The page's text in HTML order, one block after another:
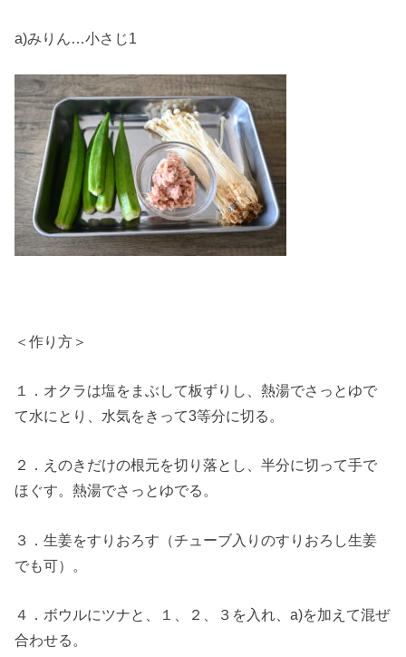
a)みりん…小さじ1
＜作り方＞
１．オクラは塩をまぶして板ずりし、熱湯でさっとゆで
て水にとり、水気をきって3等分に切る。
２．えのきだけの根元を切り落とし、半分に切って手で
ほぐす。熱湯でさっとゆでる。
３．生姜をすりおろす（チューブ入りのすりおろし生姜
でも可）。
４．ボウルにツナと、１、２、３を入れ、a)を加えて混ぜ
合わせる。